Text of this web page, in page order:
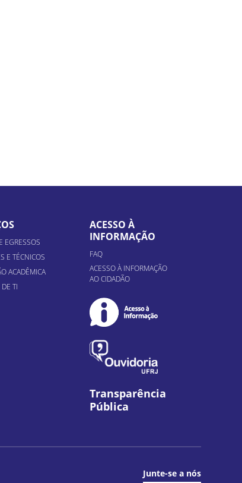
EGRESSOS
E TÉCNICOS
ACADÊMICA
TI
ACESSO À
INFORMAÇÃO
FAQ
ACESSO À INFORMAÇÃO
AO CIDADÃO
Transparência
Pública
Junte-se a nós